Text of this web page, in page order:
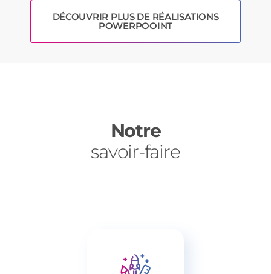
DÉCOUVRIR PLUS DE RÉALISATIONS
POWERPOOINT
Notre
savoir-faire